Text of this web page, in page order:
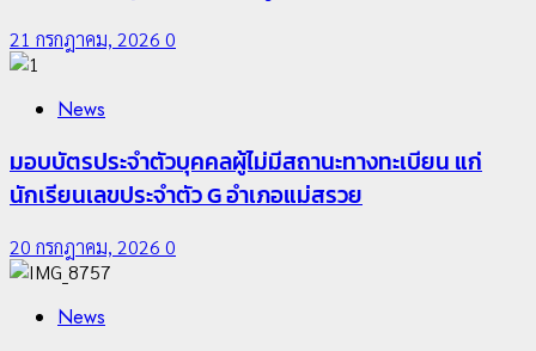
21 กรกฎาคม, 2026 0
News
มอบบัตรประจำตัวบุคคลผู้ไม่มีสถานะทางทะเบียน แก่
นักเรียนเลขประจำตัว G อำเภอแม่สรวย
20 กรกฎาคม, 2026 0
News